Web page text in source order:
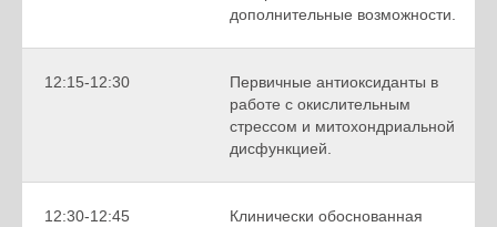
дополнительные возможности.
12:15-12:30
Первичные антиоксиданты в
работе с окислительным
стрессом и митохондриальной
дисфункцией.
12:30-12:45
Клинически обоснованная